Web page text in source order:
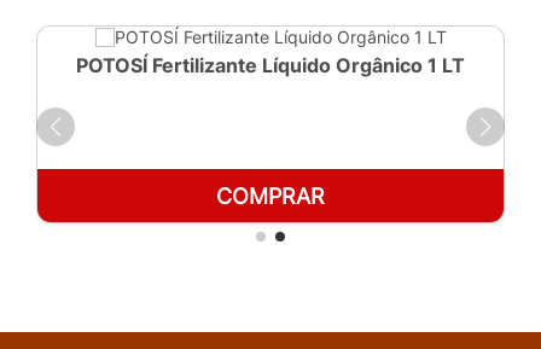
POTOSÍ Fertilizante Líquido Orgânico 1 LT
COMPRAR